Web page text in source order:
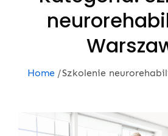
Home Szkolenie